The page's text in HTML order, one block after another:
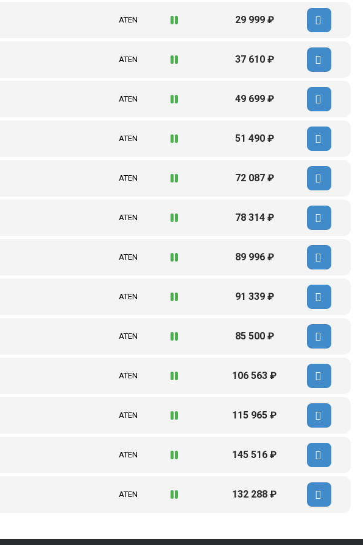
ATEN 29 999 ₽
ATEN 37 610 ₽
ATEN 49 699 ₽
ATEN 51 490 ₽
ATEN 72 087 ₽
ATEN 78 314 ₽
ATEN 89 996 ₽
ATEN 91 339 ₽
ATEN 85 500 ₽
ATEN 106 563 ₽
ATEN 115 965 ₽
ATEN 145 516 ₽
ATEN 132 288 ₽